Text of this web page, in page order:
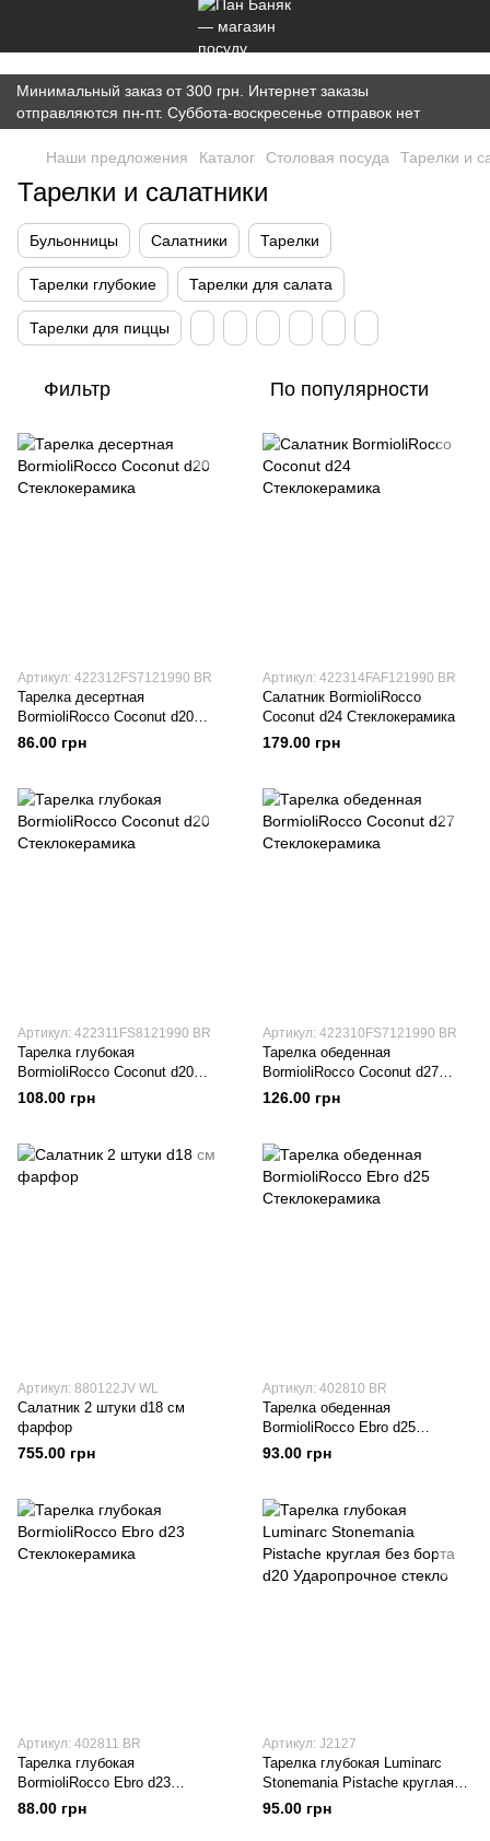
})(window,document,'script','dataLayer','GTM-K7JWBM2W');
Минимальный заказ от 300 грн. Интернет заказы
отправляются пн-пт. Суббота-воскресенье отправок нет
Наши предложения Каталог Cтоловая посуда Тарелки и
Тарелки и салатники
Бульонницы Салатники Тарелки
Тарелки глубокие Тарелки для салата
Тарелки для пиццы
Фильтр По популярности
Артикул: 422312FS7121990 BR
Тарелка десертная
BormioliRocco Coconut d20
Стеклокерамика
86.00 грн
Артикул: 422314FAF121990 BR
Салатник BormioliRocco
Coconut d24 Стеклокерамика
179.00 грн
Артикул: 422311FS8121990 BR
Тарелка глубокая
BormioliRocco Coconut d20
Стеклокерамика
108.00 грн
Артикул: 422310FS7121990 BR
Тарелка обеденная
BormioliRocco Coconut d27
Стеклокерамика
126.00 грн
Артикул: 880122JV WL
Салатник 2 штуки d18 см
фарфор
755.00 грн
Артикул: 402810 BR
Тарелка обеденная
BormioliRocco Ebro d25
Стеклокерамика
93.00 грн
Артикул: 402811 BR
Тарелка глубокая
BormioliRocco Ebro d23
Стеклокерамика
88.00 грн
Артикул: J2127
Тарелка глубокая Luminarc
Stonemania Pistache круглая
без борта d20 Ударопрочное
95.00 грн